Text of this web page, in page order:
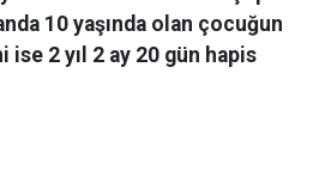
10 yaşında olan çocuğun
ise 2 yıl 2 ay 20 gün hapis